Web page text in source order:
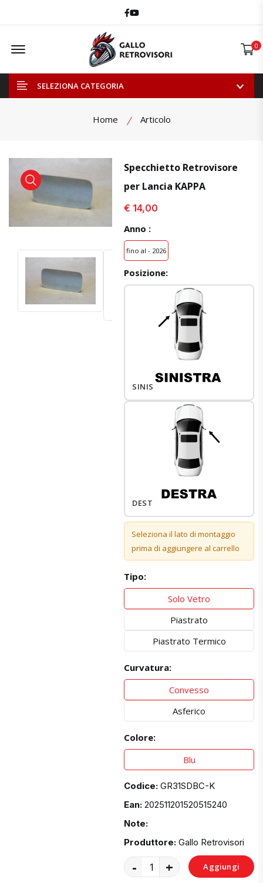
Facebook
Youtube
Offcanvas Menu Open 0
SELEZIONA CATEGORIA
Home Articolo
visualizza prodotto visualizza prodotto
Specchietto Retrovisore
per Lancia KAPPA
€ 14,00
Anno :
fino al - 2026
Posizione:
SINISTRO
DESTRO
Seleziona il lato di montaggio
prima di aggiungere al carrello
Tipo:
Solo Vetro
Piastrato
Piastrato Termico
Curvatura:
Convesso
Asferico
Colore:
Blu
Codice: GR31SDBC-K
Ean: 202511201520515240
Note:
Produttore: Gallo Retrovisori
- + Aggiungi